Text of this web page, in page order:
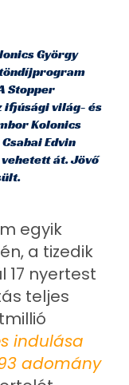
György
Stopper
ifjúsági világ- és
Kolonics
Edvin
át. Jövő
egyik
a tizedik
17 nyertest
teljes
indulása
adomány